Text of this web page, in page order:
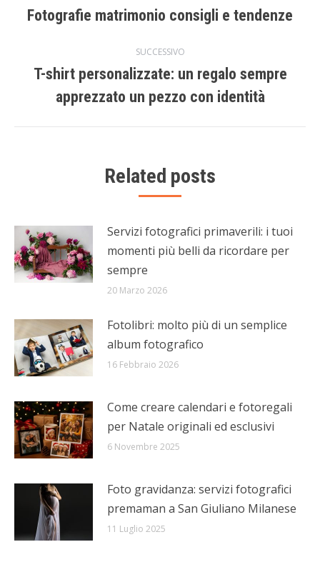
tra
post
Post
Fotografie matrimonio consigli e tendenze
SUCCESSIVO
post:
T-shirt personalizzate: un regalo sempre
apprezzato un pezzo con identità
Related posts
Servizi fotografici primaverili: i tuoi
momenti più belli da ricordare per
sempre
20 Marzo 2026
Fotolibri: molto più di un semplice
album fotografico
16 Febbraio 2026
Come creare calendari e fotoregali
per Natale originali ed esclusivi
6 Novembre 2025
Foto gravidanza: servizi fotografici
premaman a San Giuliano Milanese
11 Luglio 2025